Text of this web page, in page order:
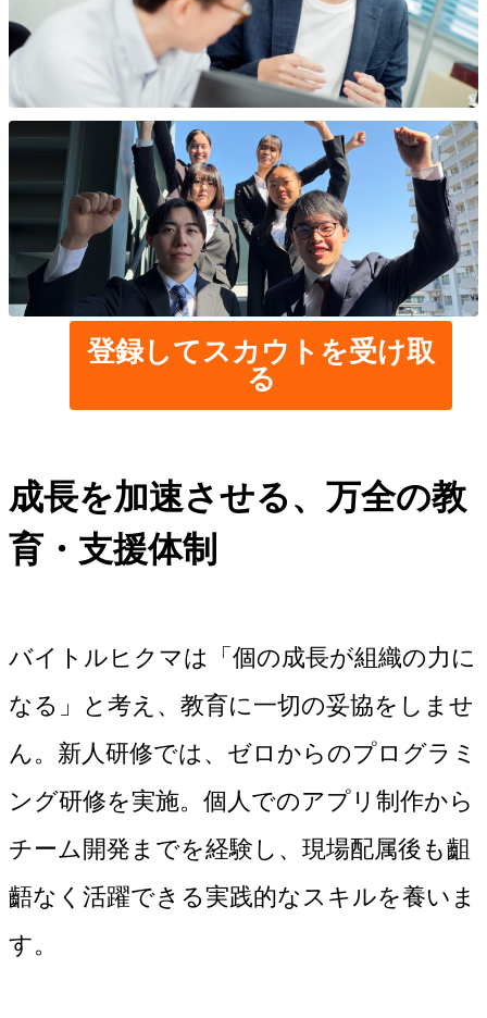
登録してスカウトを受け取
る
成長を加速させる、万全の教
育・支援体制
バイトルヒクマは「個の成長が組織の力に
なる」と考え、教育に一切の妥協をしませ
ん。新人研修では、ゼロからのプログラミ
ング研修を実施。個人でのアプリ制作から
チーム開発までを経験し、現場配属後も齟
齬なく活躍できる実践的なスキルを養いま
す。